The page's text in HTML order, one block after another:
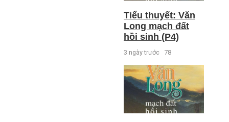
Tiểu thuyết: Văn
Long mạch đất
hồi sinh (P4)
3 ngày trước 78